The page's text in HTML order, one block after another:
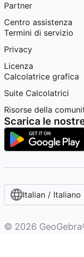
Partner
Centro assistenza
Termini di servizio
Privacy
Licenza
Calcolatrice grafica
Suite Calcolatrici
Risorse della
Scarica le
Italian / Italiano‎
© 2026